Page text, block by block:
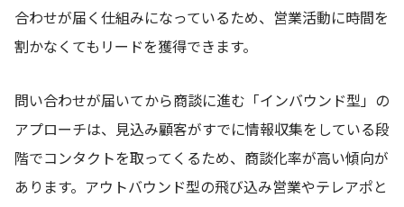
合わせが届く仕組みになっているため、営業活動に時間を
割かなくてもリードを獲得できます。
問い合わせが届いてから商談に進む「インバウンド型」の
アプローチは、見込み顧客がすでに情報収集をしている段
階でコンタクトを取ってくるため、商談化率が高い傾向が
あります。アウトバウンド型の飛び込み営業やテレアポと